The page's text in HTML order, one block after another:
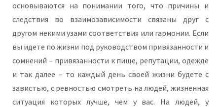
основываются на понимании того, что причины и
следствия во взаимозависимости связаны друг с
другом некими узами соответствия или гармонии. Если
вы идете по жизни под руководством привязанности и
сомнений – привязанности к пище, репутации, одежде
и так далее – то каждый день своей жизни будете с
завистью, с ревностью смотреть на людей, жизненная
ситуация которых лучше, чем у вас. На людей, у